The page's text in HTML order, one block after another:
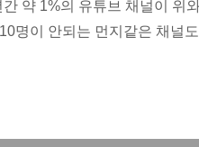
간 약 1%의 유튜브 채널이 위
명이 안되는 먼지같은 채널